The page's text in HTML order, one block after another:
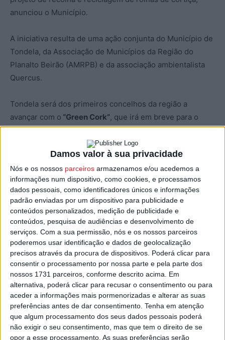
Damos valor à sua privacidade
Nós e os nossos parceiros armazenamos e/ou acedemos a
informações num dispositivo, como cookies, e processamos
dados pessoais, como identificadores únicos e informações
padrão enviadas por um dispositivo para publicidade e
conteúdos personalizados, medição de publicidade e
conteúdos, pesquisa de audiências e desenvolvimento de
serviços. Com a sua permissão, nós e os nossos parceiros
poderemos usar identificação e dados de geolocalização
precisos através da procura de dispositivos. Poderá clicar para
consentir o processamento por nossa parte e pela parte dos
nossos 1731 parceiros, conforme descrito acima. Em
alternativa, poderá clicar para recusar o consentimento ou para
aceder a informações mais pormenorizadas e alterar as suas
preferências antes de dar consentimento. Tenha em atenção
que algum processamento dos seus dados pessoais poderá
não exigir o seu consentimento, mas que tem o direito de se
opor a esse processamento. As suas preferências serão
anunciou o Município.
A iniciativa resulta de uma ação conjunta do Município de
Tondela, da Associação de Municípios da Região do
Planalto Beirão (AMRPB) e da associação ambientalista
Quercus.
Tondela será dos primeiros concelhos da região a
avançar com o “Green Cork”, que irá em breve para o
terreno, numa experiência piloto, refere em comunicado.
O projeto será apresentado publicamente na próxima
sexta-feira (4 de julho), pelas 19h45, no primeiro dia do
Tondela Brancos, que terá lugar no Parque Urbano até
domingo (6 de julho).
Além da apresentação do “Green Cork”, será celebrada a
assinatura do protocolo para a implementação deste
programa no concelho.
Durante o evento vínico ‘Tondela Brancos’ estará
instalado no recinto do Parque Urbano um grande
contentor para a recolha de rolhas de cortiça.
O Green Cork une a reciclagem à conservação da